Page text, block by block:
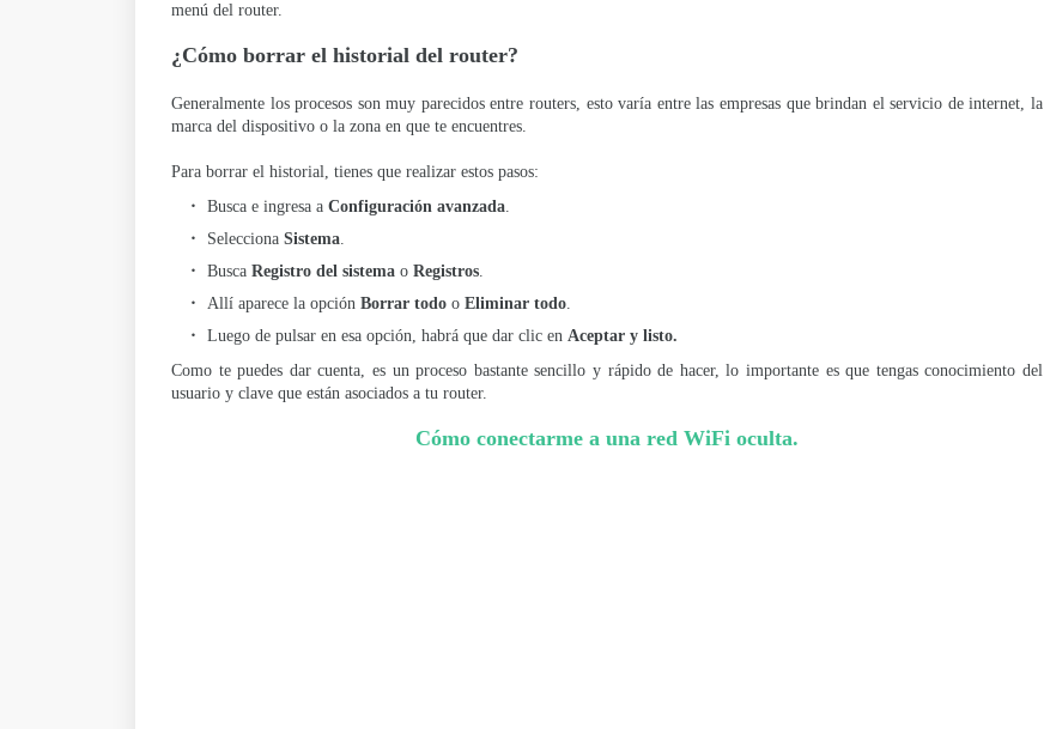
menú del router.
¿Cómo borrar el historial del router?
Generalmente los procesos son muy parecidos entre routers, esto varía entre las empresas que brindan el servicio de internet, la
marca del dispositivo o la zona en que te encuentres.
Para borrar el historial, tienes que realizar estos pasos:
Busca e ingresa a Configuración avanzada.
Selecciona Sistema.
Busca Registro del sistema o Registros.
Allí aparece la opción Borrar todo o Eliminar todo.
Luego de pulsar en esa opción, habrá que dar clic en Aceptar y listo.
Como te puedes dar cuenta, es un proceso bastante sencillo y rápido de hacer, lo importante es que tengas conocimiento del
usuario y clave que están asociados a tu router.
Cómo conectarme a una red WiFi oculta.